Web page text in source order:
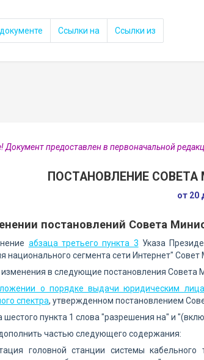
Ссылки на Ссылки из
Документ предоставлен в первоначальной
ПОСТАНОВЛЕНИЕ
от 20
постановлений Совета
абзаца третьего пункта 3 Указа
национального сегмента сети Интернет"
изменения в следующие постановления Совета
о порядке выдачи юридическим
спектра, утвержденном постановлением
шестого пункта 1 слова "разрешения на" и
частью следующего содержания:
головной станции системы